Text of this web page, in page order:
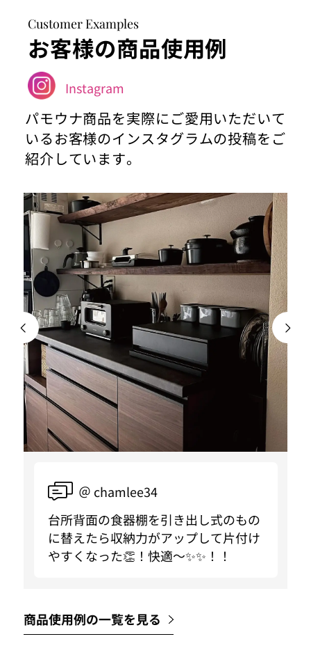
Customer Examples
お客様の商品使用例
Instagram
パモウナ商品を実際にご愛用いただいて
いるお客様のインスタグラムの投稿をご
紹介しています。
＠ chamlee34
台所背面の食器棚を引き出し式のもの
に替えたら収納力がアップして片付け
やすくなった👏！快適〜✨✨！！
商品使用例の一覧を見る